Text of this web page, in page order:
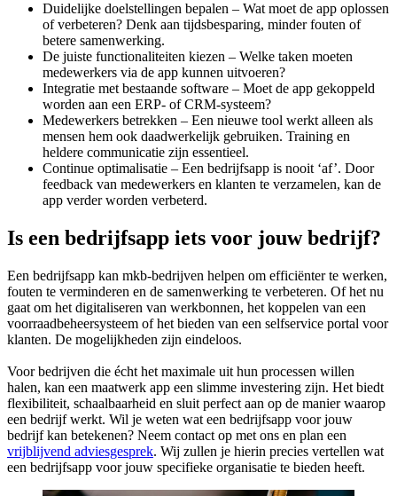
Duidelijke doelstellingen bepalen – Wat moet de app oplossen
of verbeteren? Denk aan tijdsbesparing, minder fouten of
betere samenwerking.
De juiste functionaliteiten kiezen – Welke taken moeten
medewerkers via de app kunnen uitvoeren?
Integratie met bestaande software – Moet de app gekoppeld
worden aan een ERP- of CRM-systeem?
Medewerkers betrekken – Een nieuwe tool werkt alleen als
mensen hem ook daadwerkelijk gebruiken. Training en
heldere communicatie zijn essentieel.
Continue optimalisatie – Een bedrijfsapp is nooit ‘af’. Door
feedback van medewerkers en klanten te verzamelen, kan de
app verder worden verbeterd.
Is een bedrijfsapp iets voor jouw bedrijf?
Een bedrijfsapp kan mkb-bedrijven helpen om efficiënter te werken,
fouten te verminderen en de samenwerking te verbeteren. Of het nu
gaat om het digitaliseren van werkbonnen, het koppelen van een
voorraadbeheersysteem of het bieden van een selfservice portal voor
klanten. De mogelijkheden zijn eindeloos.
Voor bedrijven die écht het maximale uit hun processen willen
halen, kan een maatwerk app een slimme investering zijn. Het biedt
flexibiliteit, schaalbaarheid en sluit perfect aan op de manier waarop
een bedrijf werkt. Wil je weten wat een bedrijfsapp voor jouw
bedrijf kan betekenen? Neem contact op met ons en plan een
vrijblijvend adviesgesprek. Wij zullen je hierin precies vertellen wat
een bedrijfsapp voor jouw specifieke organisatie te bieden heeft.